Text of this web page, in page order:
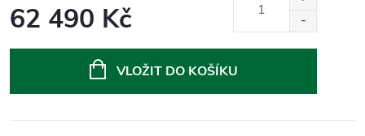
62 490 Kč
VLOŽIT DO KOŠÍKU